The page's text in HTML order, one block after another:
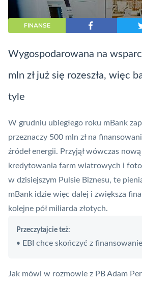
FINANSE
Wygospodarowana na
mln zł już się rozeszła, więc
tyle
W grudniu ubiegłego roku mBank
przeznaczy 500 mln zł na
źródeł energii. Przyjął wówczas
kredytowania farm wiatrowych i
w dzisiejszym Pulsie Biznesu, te
mBank idzie więc dalej i zwiększa
kolejne pół miliarda złotych.
Przeczytajcie też:
• EBI chce skończyć z
Jak mówi w rozmowie z PB Adam